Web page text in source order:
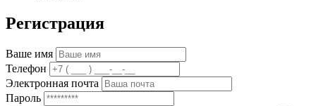
Регистрация
Ваше имя
Телефон
Электронная почта
Пароль